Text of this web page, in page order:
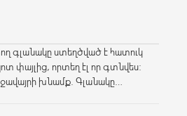
գլանակը ստեղծված է հատուկ
փայլից, որտեղ էլ որ գտնվես:
խնամք. Գլանակը
է միանգամյա փայլատեցնող